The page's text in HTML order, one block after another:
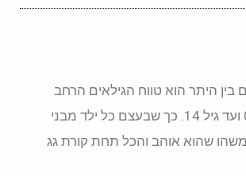
בין היתר הוא טווח הגילאים הרחב
והמותאם מגיל 0 ועד גיל 14. כך שבעצם כל ילד מבני
שהוא אוהב והכל תחת קורת גג